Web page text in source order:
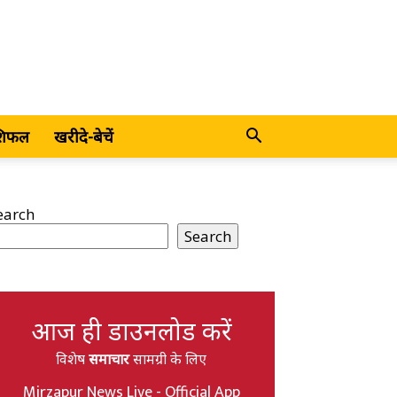
खरीदे-बेचें
Search
आज ही डाउनलोड करें
विशेषसमाचारसामग्री के लिए